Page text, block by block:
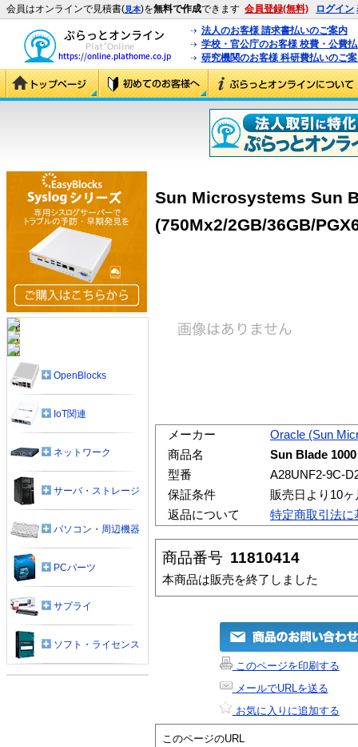
会員はオンラインで見積書(見本)を無料で作成できます 会員登録(無料) ログイン
法人のお客様 請求書払いのご案内
学校・官公庁のお客様 校費・公費
研究機関のお客様 科研費払いのご
Sun Microsystems Sun
(750Mx2/2GB/36GB/
メーカー
Oracle (Sun
商品名
Sun Blade
型番
A28UNF2-9C-
保証条件
販売日より10
返品について
特定商取引法に
商品番号 11810414
本商品は販売を終了しました
このページを印刷する
メールでURLを送る
お気に入りに追加する
このページのURL
OpenBlocks
IoT関連
ネットワーク
サーバ・ストレージ
パソコン・周辺機器
PCパーツ
サプライ
ソフト・ライセンス